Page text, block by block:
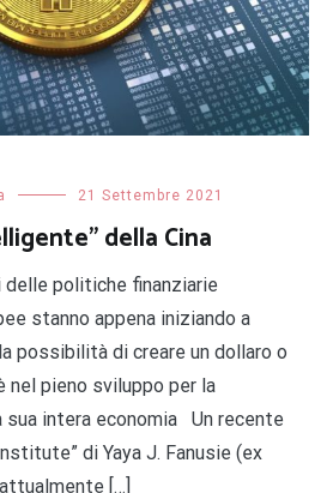
21 Settembre 2021
della Cina
politiche finanziarie
stanno appena iniziando a
possibilità di creare un dollaro o
nel pieno sviluppo per la
intera economia Un recente
di Yaya J. Fanusie (ex
[…]